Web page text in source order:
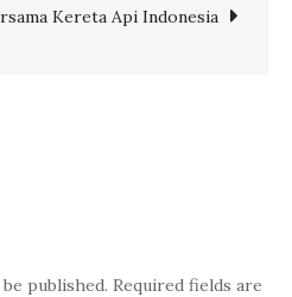
Liburan
Kereta Api Indonesia
published. Required fields are